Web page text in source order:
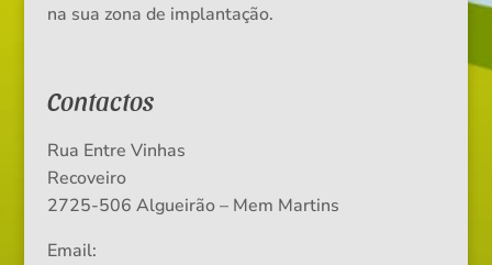
na sua zona de implantação.
Contactos
Rua Entre Vinhas
Recoveiro
2725-506 Algueirão – Mem Martins
Email: